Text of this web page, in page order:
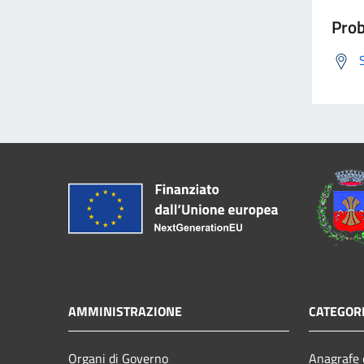
AMMINISTRAZIONE
Organi di Governo